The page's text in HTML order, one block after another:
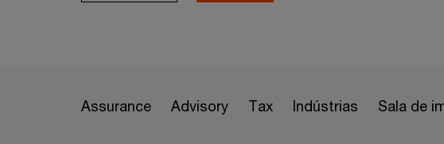
Assurance Advisory Tax Indústrias Sala de